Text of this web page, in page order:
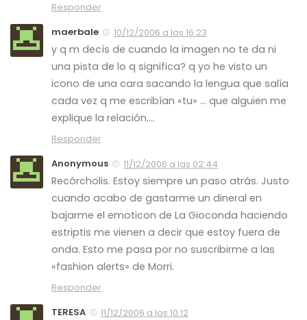
Responder
maerbale
10/12/2006 a las 16:23
y q m decís de cuando la imagen no te da ni
una pista de lo q significa? q yo he visto un
icono de una cara sacando la lengua que salía
cada vez q me escribían «tu» … que alguien me
explique la relación….
Responder
Anonymous
11/12/2006 a las 02:44
Recórcholis. Estoy siempre un paso atrás. Justo
cuando acabo de gastarme un dineral en
bajarme el emoticon de La Gioconda haciendo
estriptis me vienen a decir que estoy fuera de
onda. Esto me pasa por no suscribirme a las
«fashion alerts» de Morri.
Responder
TERESA
11/12/2006 a las 10:12